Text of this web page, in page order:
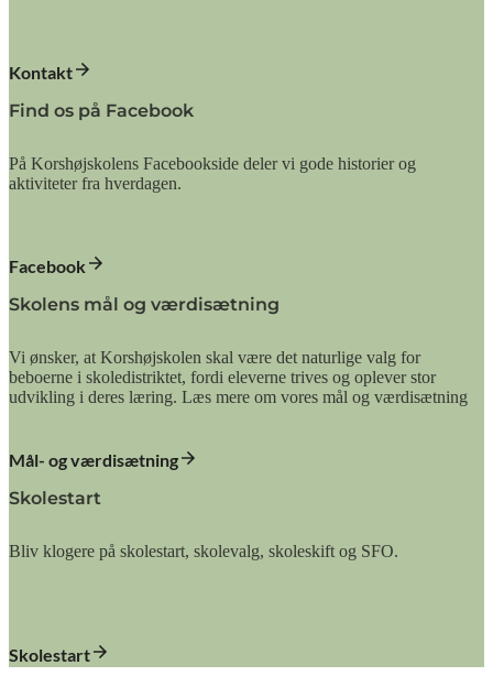
Kontakt
Find os på Facebook
På Korshøjskolens Facebookside deler vi gode historier og
aktiviteter fra hverdagen.
Facebook
Skolens mål og værdisætning
Vi ønsker, at Korshøjskolen skal være det naturlige valg for
beboerne i skoledistriktet, fordi eleverne trives og oplever stor
udvikling i deres læring. Læs mere om vores mål og værdisætning
Mål- og værdisætning
Skolestart
Bliv klogere på skolestart, skolevalg, skoleskift og SFO.
Skolestart